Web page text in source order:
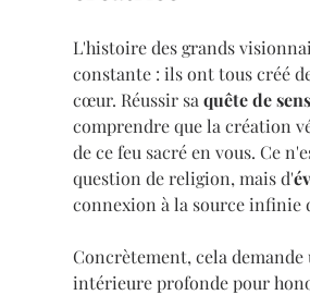
L'histoire des grands
constante : ils ont tous créé
cœur. Réussir sa quête de sens
comprendre que la création
de ce feu sacré en vous. Ce
question de religion, mais d'
connexion à la source infinie
Concrètement, cela demande
intérieure profonde pour